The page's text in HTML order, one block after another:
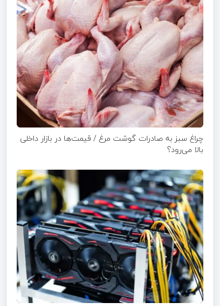
چراغ سبز به صادرات گوشت مرغ / قیمت‌ها در بازار داخلی
بالا می‌رود؟